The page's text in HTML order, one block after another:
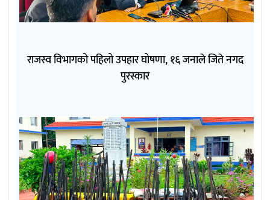
राजस्व विभागको पहिलो उपहार घोषणा, १६ जनाले जिते नगद
पुरस्कार